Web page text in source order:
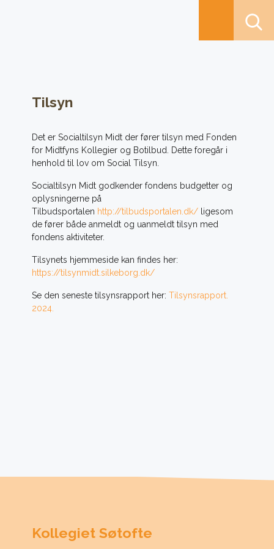
Tilsyn
Det er Socialtilsyn Midt der fører tilsyn med Fonden
for Midtfyns Kollegier og Botilbud. Dette foregår i
henhold til lov om Social Tilsyn.
Socialtilsyn Midt godkender fondens budgetter og
oplysningerne på
Tilbudsportalen http://tilbudsportalen.dk/ ligesom
de fører både anmeldt og uanmeldt tilsyn med
fondens aktiviteter.
Tilsynets hjemmeside kan findes her:
https://tilsynmidt.silkeborg.dk/
Se den seneste tilsynsrapport her:Tilsynsrapport.
2024.
Kollegiet Søtofte